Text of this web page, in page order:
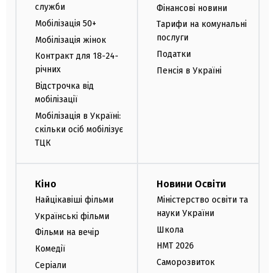
служби
Мобілізація 50+
Мобілізація жінок
Контракт для 18-24-
річних
Відстрочка від
мобілізації
Мобілізація в Україні:
скільки осіб мобілізує
ТЦК
Фінансові новини
Тарифи на комунальні
послуги
Податки
Пенсія в Україні
Кіно
Найцікавіші фільми
Українські фільми
Фільми на вечір
Комедії
Серіали
Новини Освіти
Міністерство освіти та
науки України
Школа
НМТ 2026
Саморозвиток